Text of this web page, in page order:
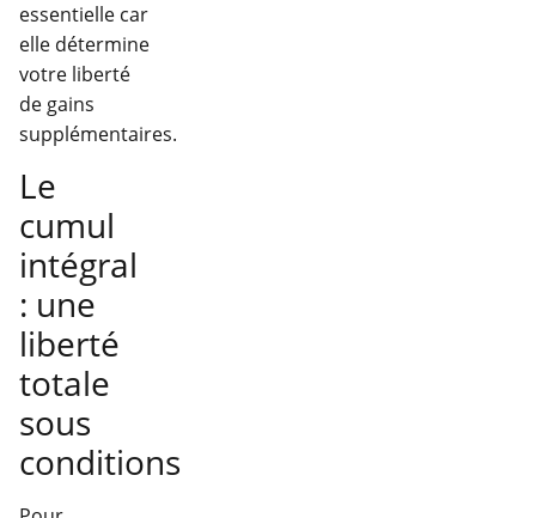
essentielle car
elle détermine
votre liberté
de gains
supplémentaires.
Le
cumul
intégral
: une
liberté
totale
sous
conditions